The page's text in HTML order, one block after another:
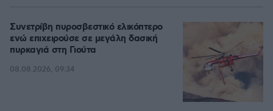
Συνετρίβη πυροσβεστικό ελικόπτερο
ενώ επιχειρούσε σε μεγάλη δασική
πυρκαγιά στη Γιούτα
08.08.2026, 09:34